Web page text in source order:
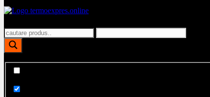
TermoExpres
Polistiren, dibluri, vata bazaltica, tencuieli fatade